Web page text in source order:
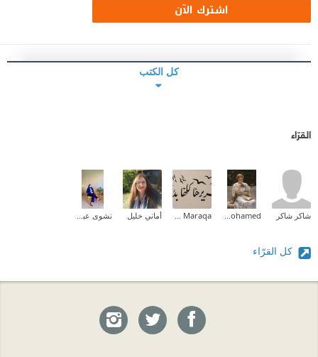
اشترك الآن
كل الكتب
القرّاء
شاكر شاكر Aliaa Mohamed
Zeina M.I Maraqa أماني خليل نشوى عبدالمقصود
كل القرّاء